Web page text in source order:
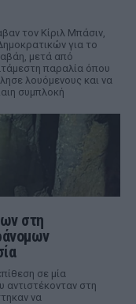
τον Κίριλ Μπάσιν,
για το
μετά από
παραλία όπου
λουόμενους και να
συμπλοκή
στη
σε μία
στη
να